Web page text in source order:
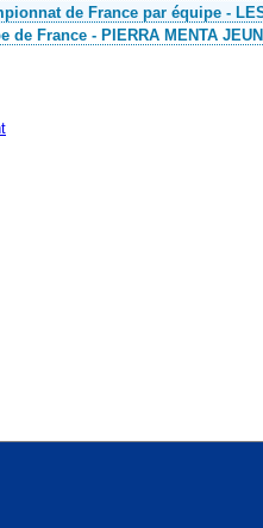
de France par équipe -
de France - PIERRA MENTA